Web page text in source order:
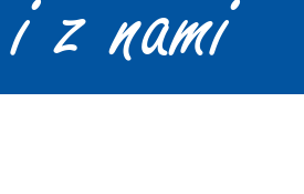
z nami